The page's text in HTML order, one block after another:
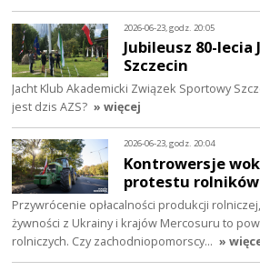
2026-06-23, godz. 20:05
Jubileusz 80-lecia
Szczecin
Jacht Klub Akademicki Związek Sportowy
jest dzis AZS? » więcej
2026-06-23, godz. 20:04
Kontrowersje
protestu rolników
Przywrócenie opłacalności produkcji
żywności z Ukrainy i krajów Mercosuru to
rolniczych. Czy zachodniopomorscy… »